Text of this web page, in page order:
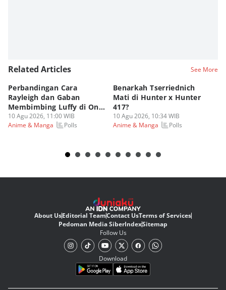
Related Articles See More
Perbandingan Cara
Rayleigh dan Gaban
Membimbing Luffy di One
Piece!
10 Agu 2026, 11:00 WIB
Anime & Manga
Polls
Benarkah Tserriednich
Mati di Hunter x Hunter
417?
10 Agu 2026, 10:34 WIB
Anime & Manga
Polls
About UsEditorial TeamContact UsTerms of Services
Pedoman Media SiberIndexSitemap
Follow Us
Download